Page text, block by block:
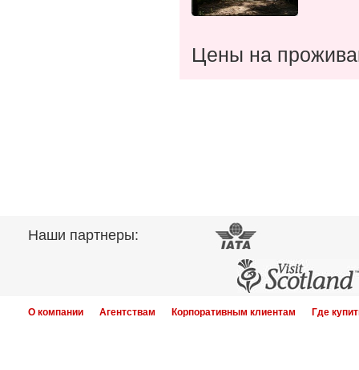
Цены на
Наши партнеры:
О компании Агентствам Корпоративным клиентам Где